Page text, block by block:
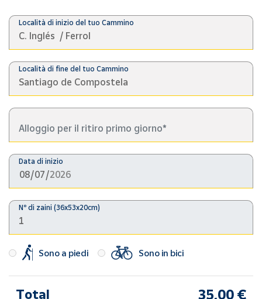
Sono a piedi Sono in bici
Total 35,00 €